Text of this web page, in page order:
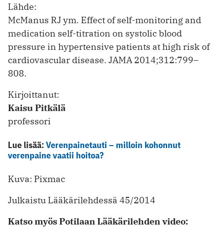
Lähde:
McManus RJ ym. Effect of self-monitoring and
medication self-titration on systolic blood
pressure in hypertensive patients at high risk of
cardiovascular disease. JAMA 2014;312:799–
808.
Kirjoittanut:
Kaisu Pitkälä
professori
Lue lisää:Verenpainetauti – milloin kohonnut
verenpaine vaatii hoitoa?
Kuva: Pixmac
Julkaistu Lääkärilehdessä 45/2014
Katso myös Potilaan Lääkärilehden video: